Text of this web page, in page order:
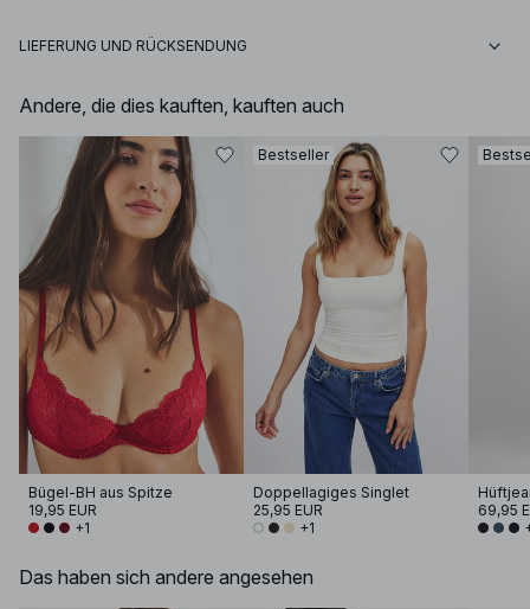
LIEFERUNG UND RÜCKSENDUNG
Andere, die dies kauften, kauften auch
Bügel-BH aus Spitze
19,95 EUR
+1
Bestseller
Doppellagiges Singlet
25,95 EUR
+1
69,95
Das haben sich andere angesehen